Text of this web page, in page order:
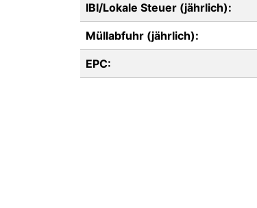
IBI/Lokale Steuer (jährlich):
Müllabfuhr (jährlich):
EPC: